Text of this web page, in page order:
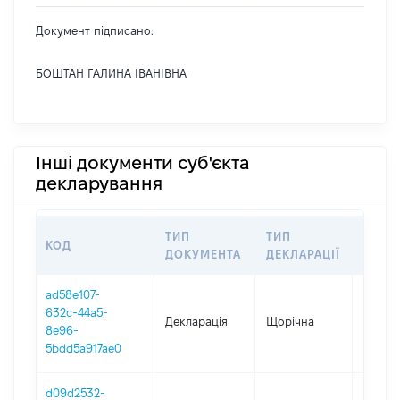
Документ підписано:
БОШТАН ГАЛИНА ІВАНІВНА
Інші документи суб'єкта
декларування
КОД
ТИП
ДОКУМЕНТА
ТИП
ДЕКЛАРАЦІЇ
ad58e107-
632c-44a5-
8e96-
5bdd5a917ae0
Декларація Щорічна
d09d2532-